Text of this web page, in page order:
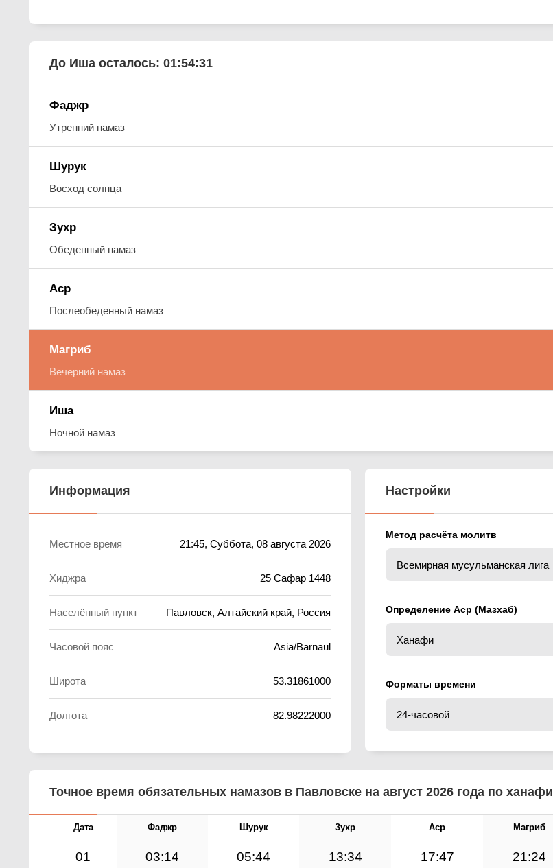
До Иша осталось: 01:54:30
Фаджр
Утренний намаз
Шурук
Восход солнца
Зухр
Обеденный намаз
Аср
Послеобеденный намаз
Магриб
Вечерний намаз
Иша
Ночной намаз
Информация
Местное время 21:45, Суббота, 08 августа 2026
Хиджра 25 Сафар 1448
Населённый пункт Павловск, Алтайский край, Россия
Часовой пояс Asia/Barnaul
Широта 53.31861000
Долгота 82.98222000
Настройки
Метод расчёта молитв
Определение Аср (Мазхаб)
Форматы времени
Точное время обязательных намазов в Павловске на август 2026 года по ханафи
Дата Фаджр Шурук Зухр Аср Магриб
01 03:14 05:44 13:34 17:47 21:24